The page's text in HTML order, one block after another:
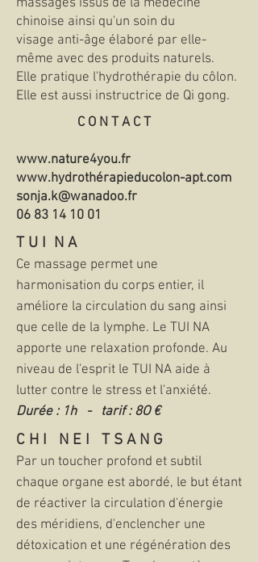
massages issus de la médecine
chinoise ainsi qu'un soin du
visage anti-âge élaboré par elle-
même avec des produits naturels.
Elle pratique l'hydrothérapie du côlon.
Elle est aussi instructrice de Qi gong.
C O N T A C T
www.nature4you.fr
www.hydrothérapieducolon-apt.com
sonja.k@wanadoo.fr
06 83 14 10 01
T U I N A
Ce massage permet une
harmonisation du corps entier, il
améliore la circulation du sang ainsi
que celle de la lymphe. Le TUI NA
apporte une relaxation profonde. Au
niveau de l'esprit le TUI NA aide à
lutter contre le stress et l'anxiété.
Durée : 1h - tarif : 8O €
C H I N E I T S A N G
Par un toucher profond et subtil
chaque organe est abordé, le but étant
de réactiver la circulation d'énergie
des méridiens, d'enclencher une
détoxication et une régénération des